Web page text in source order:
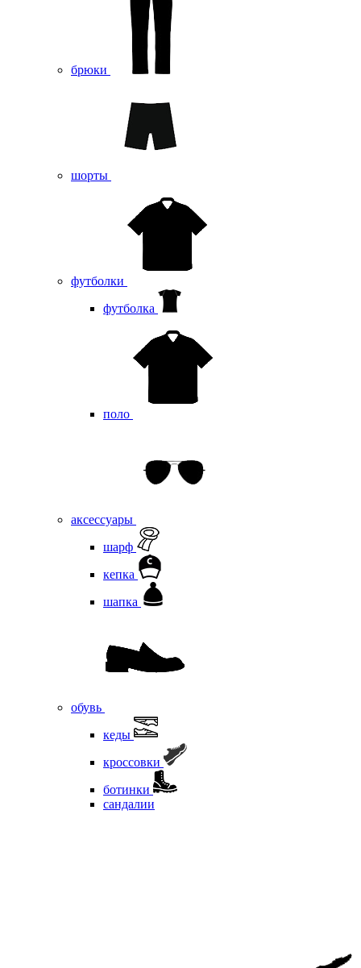
брюки
шорты
футболки
футболка
поло
аксессуары
шарф
кепка
шапка
обувь
кеды
кроссовки
ботинки
сандалии